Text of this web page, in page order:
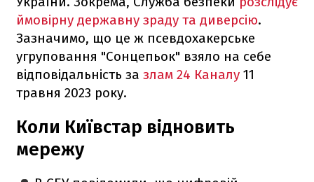
ймовірну державну зраду та диверсію.
Зазначимо, що це ж псевдохакерське
угруповання "Сонцепьок" взяло на себе
відповідальність за злам 24 Каналу 11
травня 2023 року.
Коли Київстар відновить
мережу